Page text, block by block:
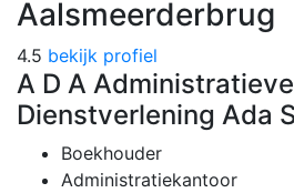
Aalsmeerderbrug
4.5 bekijk profiel
A D A Administratieve
Dienstverlening Ada
Boekhouder
Administratiekantoor